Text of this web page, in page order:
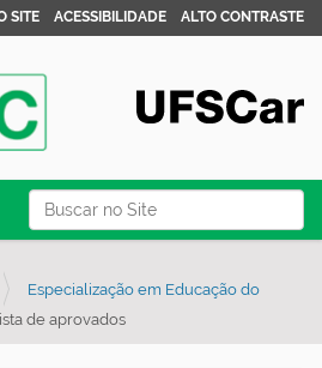
Busca
Busca Avançada…
SITE ACESSIBILIDADE ALTO CONTRASTE
Especialização em Educação do
de aprovados